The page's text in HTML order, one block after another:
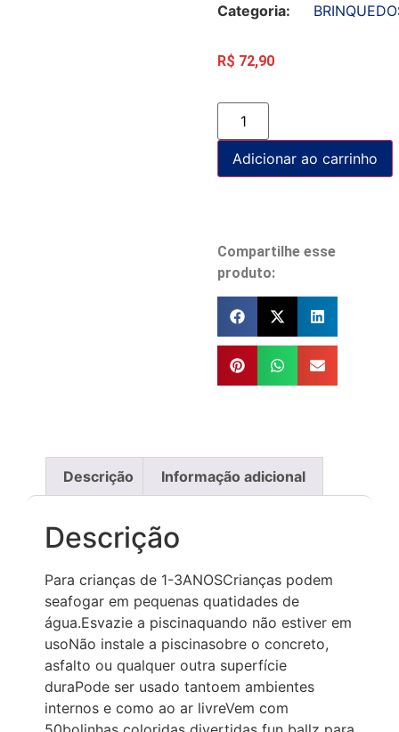
Categoria:
R$ 72,90
Adicionar ao carrinho
Compartilhe esse
produto:
Descrição Informação adicional
Descrição
Para crianças de 1-3ANOSCrianças podem
seafogar em pequenas quatidades de
água.Esvazie a piscinaquando não estiver em
usoNão instale a piscinasobre o concreto,
asfalto ou qualquer outra superfície
duraPode ser usado tantoem ambientes
internos e como ao ar livreVem com